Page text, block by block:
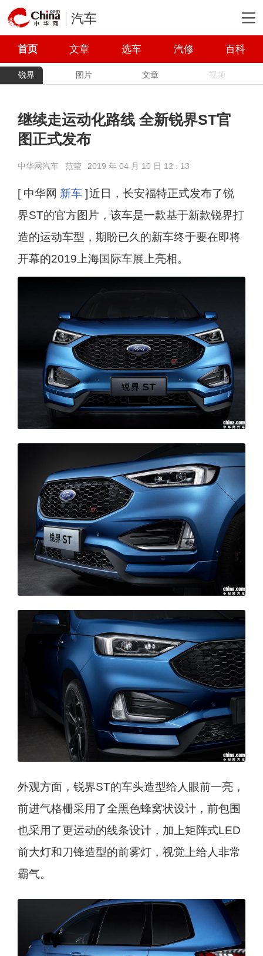
汽车
首页 文章 选车 汽修 百科
锐界 图片 文章 视频
继续走运动化路线 全新锐界ST官
图正式发布
中华网汽车 范莹 2019 年 04 月 10 日 12 : 13
[ 中华网 新车] 近日，长安福特正式发布了锐
界ST的官方图片，该车是一款基于新款锐界打
造的运动车型，期盼已久的新车终于要在即将
开幕的2019上海国际车展上亮相。
外观方面，锐界ST的车头造型给人眼前一亮，
前进气格栅采用了全黑色蜂窝状设计，前包围
也采用了更运动的线条设计，加上矩阵式LED
前大灯和刀锋造型的前雾灯，视觉上给人非常
霸气。